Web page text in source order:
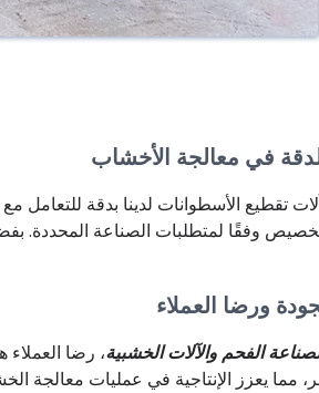
في معالجة الأخشاب
تقطيع الأسطوانات لدينا بدقة للتعامل
وفقًا لمتطلبات الصناعة المحددة.
ورضا العملاء
الفحم والآلات الخشبية، رضا
مما يعزز الإنتاجية في عمليات معالجة